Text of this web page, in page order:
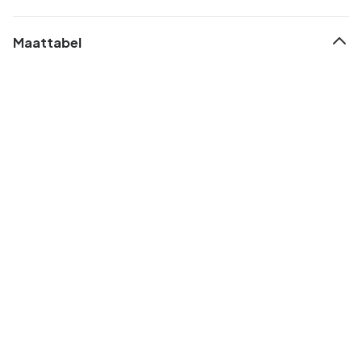
Maattabel